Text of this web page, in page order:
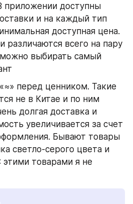
приложении доступны
и на каждый тип
доступная цена.
различаются всего на пару
выбирать самый
перед ценником. Такие
не в Китае и по ним
долгая доставка и
увеличивается за счет
Бывают товары
светло-серого цвета и
этими товарами я не